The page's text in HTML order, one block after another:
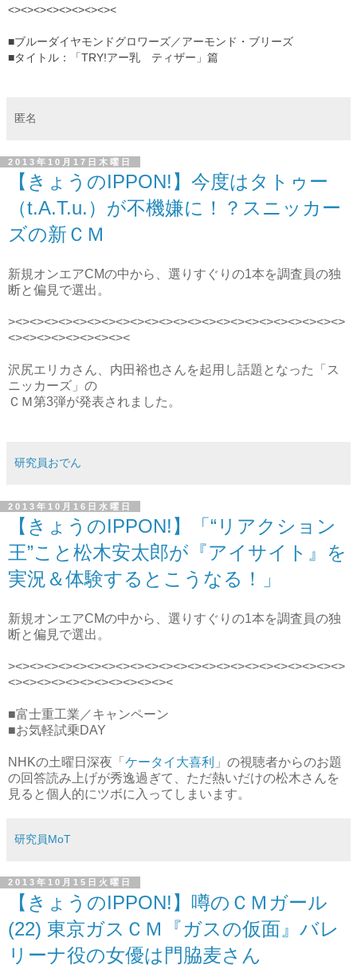
<><><><><><><><><
■ブルーダイヤモンドグロワーズ／アーモンド・ブリーズ
■タイトル：
「TRY!アー乳 ティザー」篇
匿名
2013年10月17日木曜日
【きょうのIPPON!】今度はタトゥー
（t.A.T.u.）が不機嫌に！？スニッカー
ズの新ＣＭ
新規オンエアCMの中から、選りすぐりの1本を調査員の独
断と偏見で選出。
><><><><><><><><><><><><><><><><><><><><><><><>
<><><><><><><><><
沢尻エリカさん、内田裕也さんを起用し話題となった「ス
ニッカーズ」の
ＣＭ第3弾が発表されました。
研究員おでん
2013年10月16日水曜日
【きょうのIPPON!】「“リアクション
王”こと松木安太郎が『アイサイト』を
実況＆体験するとこうなる！」
新規オンエアCMの中から、選りすぐりの1本を調査員の独
断と偏見で選出。
><><><><><><><><><><><><><><><><><><><><><><><>
<><><><><><><><><><><><
■富士重工業／キャンペーン
■お気軽試乗DAY
NHKの土曜日深夜「 ケータイ大喜利 」の視聴者からのお題
の回答読み上げが秀逸過ぎて、ただ熱いだけの松木さんを
見ると個人的にツボに入ってしまいます。
研究員MoT
2013年10月15日火曜日
【きょうのIPPON!】噂のＣＭガール
(22) 東京ガスＣＭ『ガスの仮面』バレ
リーナ役の女優は門脇麦さん